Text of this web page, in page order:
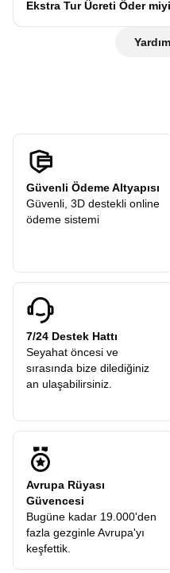
ifadeleri bilmeniz gezinizde
de hiç sorun değil
rehberlerimizlegezersiniz.
şehir turu gerçekleştirilir.
Ekstra Tur Ücreti Öder
anlayışıyla hareket
Güvenli Ödeme Altyapısı
Güvenli, 3D destekli online
ödeme sistemi
7/24 Destek Hattı
Seyahat öncesi ve
sırasında bize dilediğiniz
an ulaşabilirsiniz.
Avrupa Rüyası
Güvencesi
Bugüne kadar 19.000'den
fazla gezginle Avrupa'yı
keşfettik.